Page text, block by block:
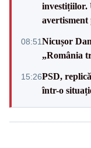
investițiilor.
08:51Nicușor
„România
15:26PSD,
într-o